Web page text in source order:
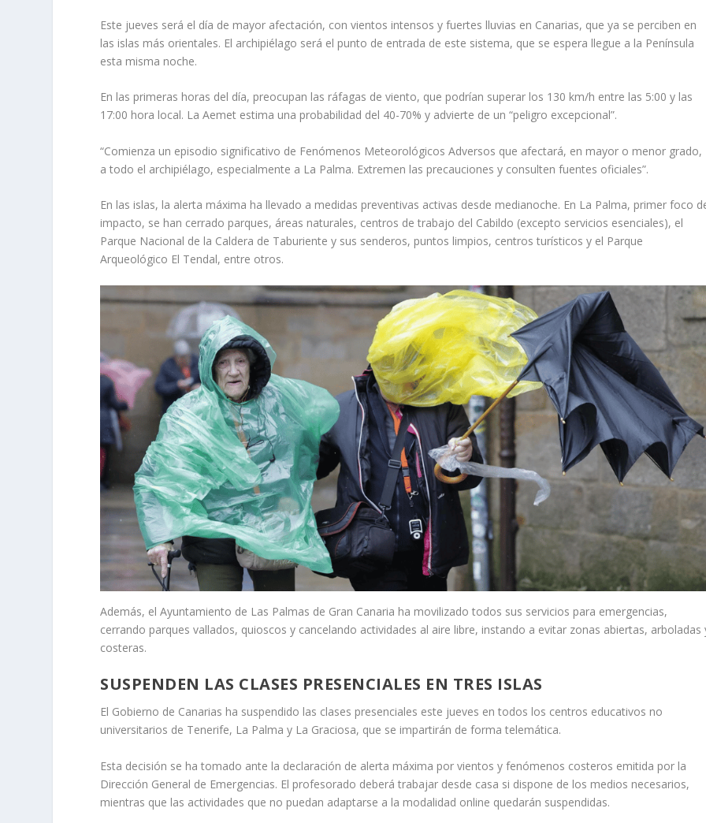
Este jueves será el día de mayor afectación, con vientos intensos y fuertes lluvias en Canarias, que ya se perciben en
las islas más orientales. El archipiélago será el punto de entrada de este sistema, que se espera llegue a la Península
esta misma noche.
En las primeras horas del día, preocupan las ráfagas de viento, que podrían superar los 130 km/h entre las 5:00 y las
17:00 hora local. La Aemet estima una probabilidad del 40-70% y advierte de un “peligro excepcional”.
“Comienza un episodio significativo de Fenómenos Meteorológicos Adversos que afectará, en mayor o menor grado,
a todo el archipiélago, especialmente a La Palma. Extremen las precauciones y consulten fuentes oficiales”.
En las islas, la alerta máxima ha llevado a medidas preventivas activas desde medianoche. En La Palma, primer foco
impacto, se han cerrado parques, áreas naturales, centros de trabajo del Cabildo (excepto servicios esenciales), el
Parque Nacional de la Caldera de Taburiente y sus senderos, puntos limpios, centros turísticos y el Parque
Arqueológico El Tendal, entre otros.
Además, el Ayuntamiento de Las Palmas de Gran Canaria ha movilizado todos sus servicios para emergencias,
cerrando parques vallados, quioscos y cancelando actividades al aire libre, instando a evitar zonas abiertas, arboladas
costeras.
SUSPENDEN LAS CLASES PRESENCIALES EN TRES ISLAS
El Gobierno de Canarias ha suspendido las clases presenciales este jueves en todos los centros educativos no
universitarios de Tenerife, La Palma y La Graciosa, que se impartirán de forma telemática.
Esta decisión se ha tomado ante la declaración de alerta máxima por vientos y fenómenos costeros emitida por la
Dirección General de Emergencias. El profesorado deberá trabajar desde casa si dispone de los medios necesarios,
mientras que las actividades que no puedan adaptarse a la modalidad online quedarán suspendidas.